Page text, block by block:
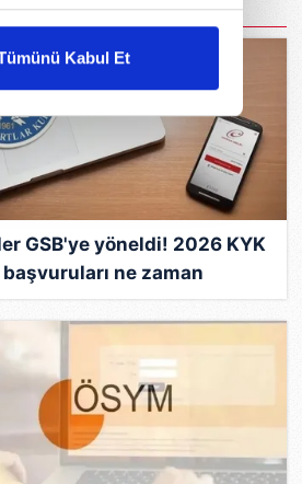
karşılamak
gösterilmeyecektir."
kullanılmaktadır. Bu
sunulması
sizlere yönelik
detaylı bilgi için Ayarlar
ve sitemizde ilgili
Kabul Et
GSB'ye yöneldi! 2026 KYK
ne zaman
şartları neler?